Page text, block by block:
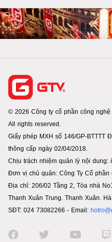
© 2026 Công ty cổ phần công nghệ
All rights reserved.
Giấy phép MXH số 146/GP-BTTTT
thông cấp ngày 02/04/2018.
Chịu trách nhiệm quản lý nội dung:
Đơn vị chủ quản: Công Ty Cổ phần
Địa chỉ: 206/02 Tầng 2, Tòa nhà
Thanh Xuân Trung. Thanh Xuân.
SĐT: 024 73082266 - Email: